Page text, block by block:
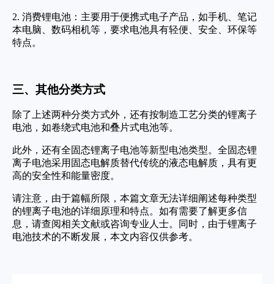
2. 消费锂电池：主要用于便携式电子产品，如手机、笔记
本电脑、数码相机等，要求电池具有轻便、安全、环保等
特点。
三、其他分类方式
除了上述两种分类方式外，还有按制造工艺分类的锂离子
电池，如卷绕式电池和叠片式电池等。
此外，还有全固态锂离子电池等新型电池类型。全固态锂
离子电池采用固态电解质替代传统的液态电解质，具有更
高的安全性和能量密度。
请注意，由于篇幅所限，本篇文章无法详细阐述每种类型
的锂离子电池的详细原理和特点。如有需要了解更多信
息，请查阅相关文献或咨询专业人士。同时，由于锂离子
电池技术的不断发展，本文内容仅供参考。